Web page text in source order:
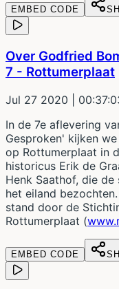
EMBED CODE
Over Godfried
7 - Rottumerplaat
Jul 27 2020 |
In de 7e aflevering
Gesproken' kijken
op Rottumerplaat in
historicus Erik de
Henk Saathof, die
het eiland
stand door de
Rottumerplaat (
EMBED CODE